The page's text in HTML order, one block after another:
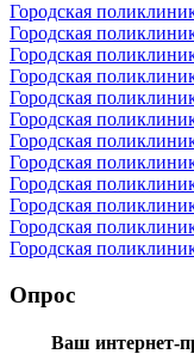
Городская
Городская
Городская
Городская
Городская
Городская
Городская
Городская
Городская
Городская
Городская
Городская
Опрос
Ваш интернет-